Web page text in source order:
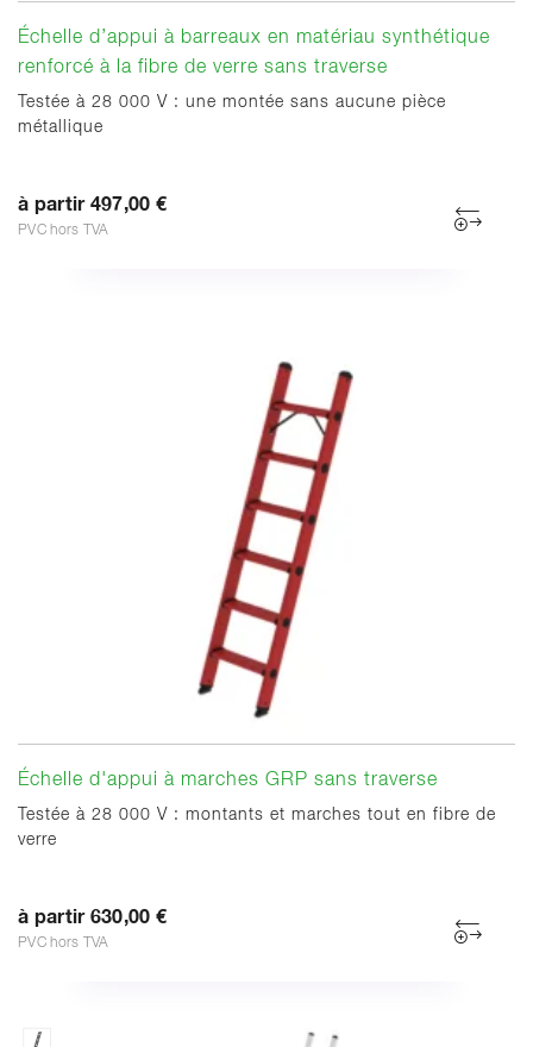
Échelle d’appui à barreaux en matériau synthétique
renforcé à la fibre de verre sans traverse
Testée à 28 000 V : une montée sans aucune pièce
métallique
à partir 497,00 €
PVC hors TVA
Échelle d'appui à marches GRP sans traverse
Testée à 28 000 V : montants et marches tout en fibre de
verre
à partir 630,00 €
PVC hors TVA